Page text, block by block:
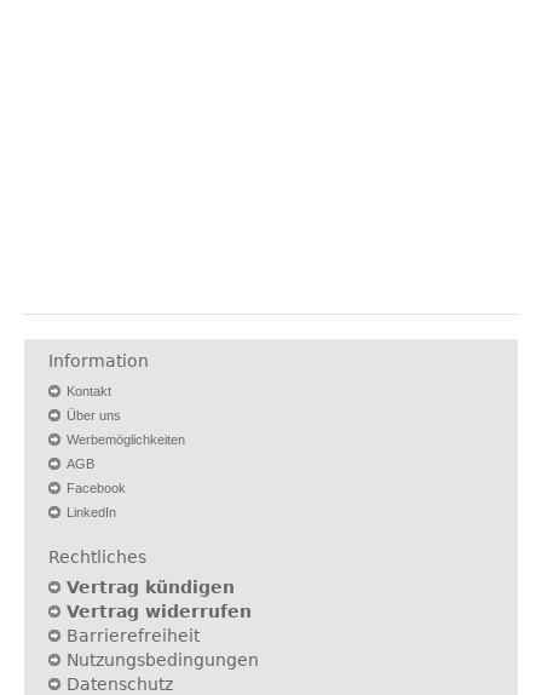
Information
Kontakt
Über uns
Werbemöglichkeiten
AGB
Facebook
LinkedIn
Rechtliches
Vertrag kündigen
Vertrag widerrufen
Barrierefreiheit
Nutzungsbedingungen
Datenschutz